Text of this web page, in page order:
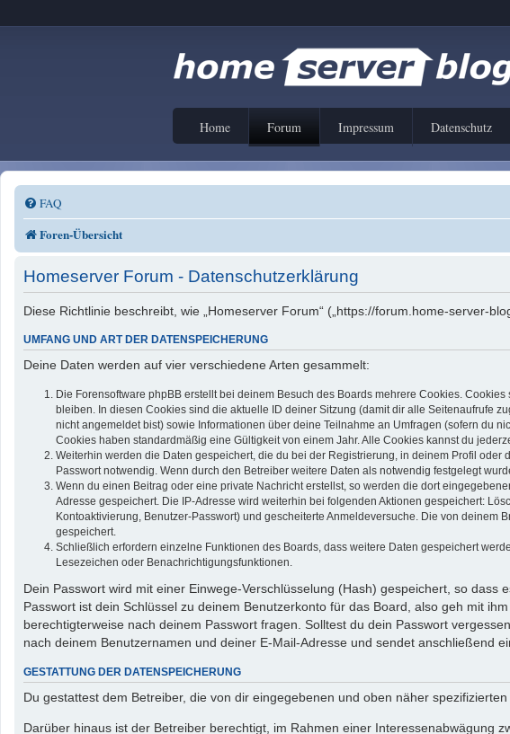
Home Forum Impressum Datenschutz
FAQ
Foren-Übersicht
Homeserver Forum - Datenschutzerklärung
Diese Richtlinie beschreibt, wie „Homeserver Forum“ („https://forum.home-server-
UMFANG UND ART DER DATENSPEICHERUNG
Deine Daten werden auf vier verschiedene Arten gesammelt:
Die Forensoftware phpBB erstellt bei deinem Besuch des Boards mehrere Cookies.
bleiben. In diesen Cookies sind die aktuelle ID deiner Sitzung (damit dir alle Seitenaufrufe
nicht angemeldet bist) sowie Informationen über deine Teilnahme an Umfragen (sofern du
Cookies haben standardmäßig eine Gültigkeit von einem Jahr. Alle Cookies kannst du
Weiterhin werden die Daten gespeichert, die du bei der Registrierung, in deinem Profil
Passwort notwendig. Wenn durch den Betreiber weitere Daten als notwendig festgelegt
Wenn du einen Beitrag oder eine private Nachricht erstellst, so werden die dort
Adresse gespeichert. Die IP-Adresse wird weiterhin bei folgenden Aktionen gespeichert:
Kontoaktivierung, Benutzer-Passwort) und gescheiterte Anmeldeversuche. Die von deinem
gespeichert.
Schließlich erfordern einzelne Funktionen des Boards, dass weitere Daten gespeichert
Lesezeichen oder Benachrichtigungsfunktionen.
Dein Passwort wird mit einer Einwege-Verschlüsselung (Hash) gespeichert, so
Passwort ist dein Schlüssel zu deinem Benutzerkonto für das Board, also geh mit
berechtigterweise nach deinem Passwort fragen. Solltest du dein Passwort
nach deinem Benutzernamen und deiner E-Mail-Adresse und sendet anschließend
GESTATTUNG DER DATENSPEICHERUNG
Du gestattest dem Betreiber, die von dir eingegebenen und oben näher
Darüber hinaus ist der Betreiber berechtigt, im Rahmen einer Interessenabwägung